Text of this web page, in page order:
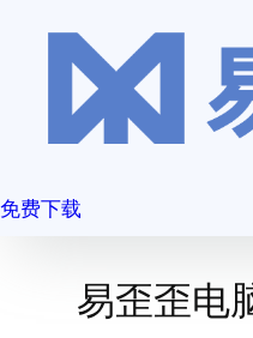
免费下载
易歪歪电